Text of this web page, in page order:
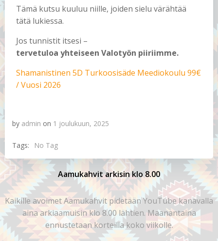
Tämä kutsu kuuluu niille, joiden sielu värähtää
tätä lukiessa.
Jos tunnistit itsesi –
tervetuloa yhteiseen Valotyön piiriimme.
Shamanistinen 5D Turkoosisäde Meediokoulu 99€
/ Vuosi 2026
by admin on 1 joulukuun, 2025
Tags: No Tag
Aamukahvit arkisin klo 8.00
Kaikille avoimet Aamukahvit pidetään YouTube kanavalla
aina arkiaamuisin klo 8.00 lähtien. Maanantaina
ennustetaan korteilla koko viikolle.